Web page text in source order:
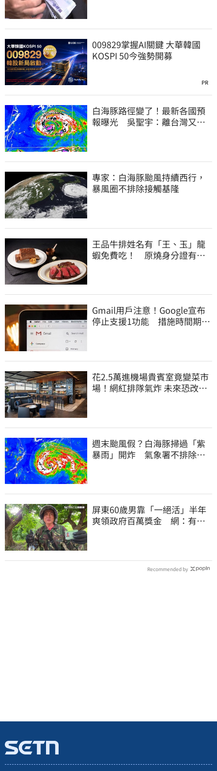
009829掌握AI關鍵 大華韓國
KOSPI 50今強勢開募
PR
白海豚路徑變了！最新各國預
報曝光 吳聖宇：離台灣又更
專家：白海豚颱風持續西行，
暴風圈不排除接觸基隆
王品牛排姓名有「王、玉」龍
蝦免費吃！ 原燒身分證有
Gmail用戶注意！Google宣布
停止支援1功能 措施時間期限
花2.5萬進機場貴賓室竟變菜市
場！網紅排隊氣炸 未來恐改動
週末颱風假？白海豚掃過「紫
暴雨」開炸 氣象署不排除發
屏東60歲男靠「一絕活」半年
爽領政府百萬獎金 網：有人
Recommended by